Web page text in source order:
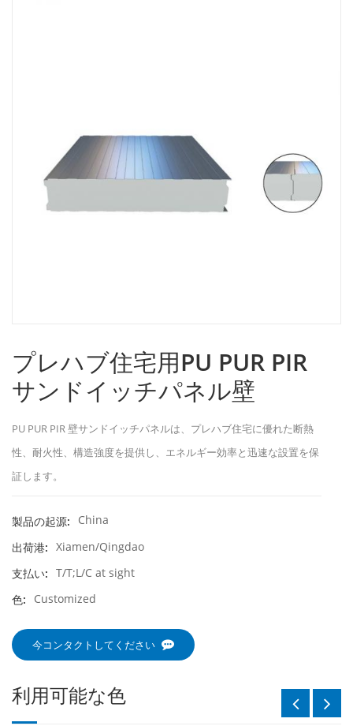
プレハブ住宅用PU PUR PIR
サンドイッチパネル壁
PU PUR PIR 壁サンドイッチパネルは、プレハブ住宅に優れた断熱
性、耐火性、構造強度を提供し、エネルギー効率と迅速な設置を保
証します。
製品の起源:
China
出荷港: Xiamen/Qingdao
支払い: T/T;L/C at sight
色:
Customized
今コンタクトしてください
利用可能な色